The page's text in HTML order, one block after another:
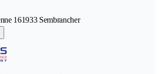
161933 Sembrancher